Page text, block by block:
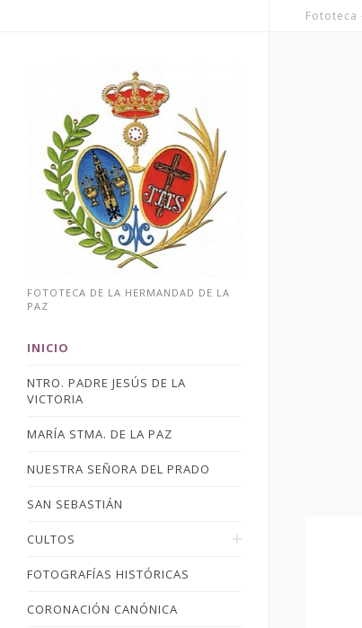
Fototeca
FOTOTECA DE LA HERMANDAD DE LA
PAZ
INICIO
NTRO. PADRE JESÚS DE LA
VICTORIA
MARÍA STMA. DE LA PAZ
NUESTRA SEÑORA DEL PRADO
SAN SEBASTIÁN
CULTOS
FOTOGRAFÍAS HISTÓRICAS
CORONACIÓN CANÓNICA